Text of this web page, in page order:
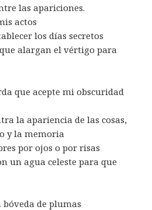
las apariciones.
actos
los días secretos
alargan el vértigo para
que acepte mi obscuridad
la apariencia de las cosas,
y la memoria
por ojos o por risas
un agua celeste para que
de plumas